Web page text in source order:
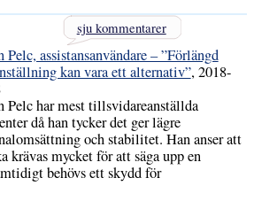
sju kommentarer
Pelc, assistansanvändare – ”Förlängd
kan vara ett alternativ”, 2018-
Pelc har mest tillsvidareanställda
då han tycker det ger lägre
och stabilitet. Han anser att
krävas mycket för att säga upp en
behövs ett skydd för